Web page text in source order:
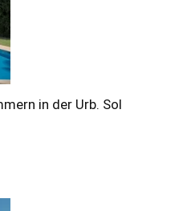
in der Urb. Sol